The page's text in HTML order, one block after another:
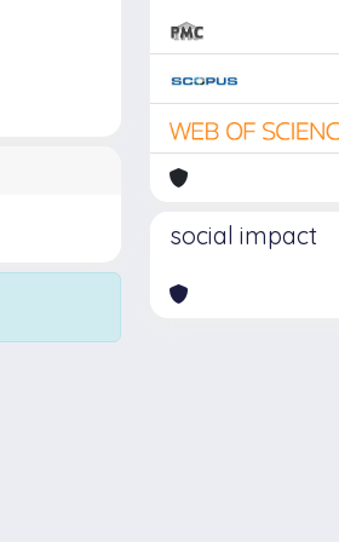
social impact